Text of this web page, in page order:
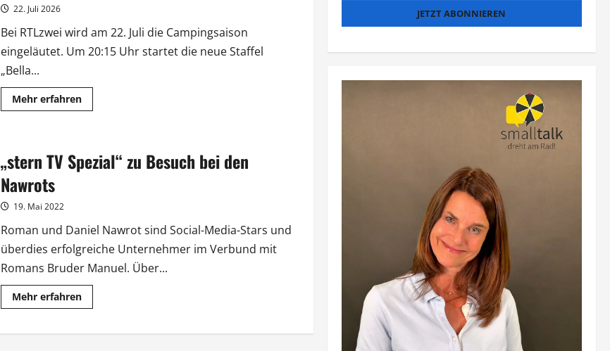
22. Juli 2026
Bei RTLzwei wird am 22. Juli die Campingsaison
eingeläutet. Um 20:15 Uhr startet die neue Staffel
„Bella...
Mehr erfahrenMehr
Informationen
Italia“:
Männerurlaub,
zu
viert
„stern TV Spezial“ zu Besuch bei den
Nawrots
19. Mai 2022
Roman und Daniel Nawrot sind Social-Media-Stars und
überdies erfolgreiche Unternehmer im Verbund mit
Romans Bruder Manuel. Über...
Mehr erfahrenMehr
Informationen
TV